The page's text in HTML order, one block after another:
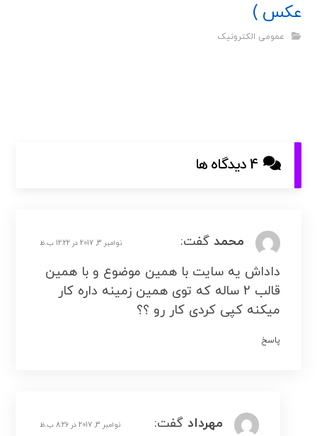
عکس )
عمومی الکترونیک
4 دیدگاه ها
محمد گفت: نوامبر 3, 2017 در 12:22 ب.ظ
داداش یه سایت با همین موضوع و با همین
قالب 2 ساله که توی همین زمینه داره کار
میکنه کپی کردی کار رو ؟؟
پاسخ
مهرداد گفت: نوامبر 3, 2017 در 8:26 ب.ظ